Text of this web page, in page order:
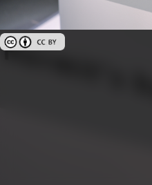
創用CC姓名標示 3.0 台灣及